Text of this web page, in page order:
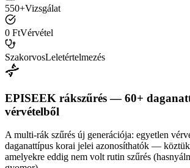
550+Vizsgálat
0 FtVérvétel
SzakorvosLeletértelmezés
EPISEEK rákszűrés — 60+
vérvételből
A multi-rák szűrés új generációja: egyetlen
daganattípus korai jelei azonosíthatók —
amelyekre eddig nem volt rutin szűrés